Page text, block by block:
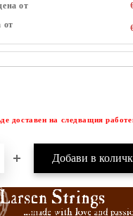
от
от
доставен на следващия